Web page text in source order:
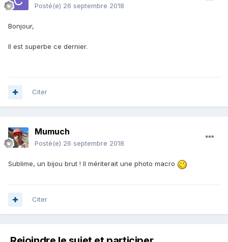
Posté(e) 26 septembre 2018
Bonjour,
Il est superbe ce dernier.
Citer
Mumuch
Posté(e) 26 septembre 2018
Sublime, un bijou brut ! Il mériterait une photo macro
Citer